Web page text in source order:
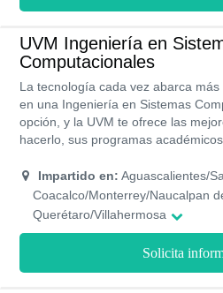
UVM Ingeniería en
Computacionales
La tecnología cada vez abarca
en una Ingeniería en Sistemas
opción, y la UVM te ofrece las
hacerlo, sus programas
imparte, laboratorios con tecnología
becas, finánciennos, actividades
institución que cuenta con 5
Impartido en: Aguascalientes/
Coacalco/Monterrey/Naucalpan
Querétaro/Villahermosa
Solicita